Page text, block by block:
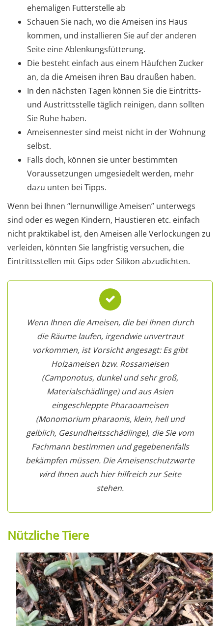
ehemaligen Futterstelle ab
Schauen Sie nach, wo die Ameisen ins Haus
kommen, und installieren Sie auf der anderen
Seite eine Ablenkungsfütterung.
Die besteht einfach aus einem Häufchen Zucker
an, da die Ameisen ihren Bau draußen haben.
In den nächsten Tagen können Sie die Eintritts-
und Austrittsstelle täglich reinigen, dann sollten
Sie Ruhe haben.
Ameisennester sind meist nicht in der Wohnung
selbst.
Falls doch, können sie unter bestimmten
Voraussetzungen umgesiedelt werden, mehr
dazu unten bei Tipps.
Wenn bei Ihnen “lernunwillige Ameisen” unterwegs
sind oder es wegen Kindern, Haustieren etc. einfach
nicht praktikabel ist, den Ameisen alle Verlockungen zu
verleiden, könnten Sie langfristig versuchen, die
Eintrittsstellen mit Gips oder Silikon abzudichten.
Wenn Ihnen die Ameisen, die bei Ihnen durch
die Räume laufen, irgendwie unvertraut
vorkommen, ist Vorsicht angesagt: Es gibt
Holzameisen bzw. Rossameisen
(Camponotus, dunkel und sehr groß,
Materialschädlinge) und aus Asien
eingeschleppte Pharaoameisen
(Monomorium pharaonis, klein, hell und
gelblich, Gesundheitsschädlinge), die Sie vom
Fachmann bestimmen und gegebenenfalls
bekämpfen müssen. Die Ameisenschutzwarte
wird Ihnen auch hier hilfreich zur Seite
stehen.
Nützliche Tiere